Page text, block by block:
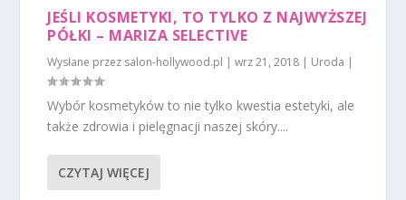
JEŚLI KOSMETYKI, TO TYLKO Z NAJWYŻSZEJ
PÓŁKI – MARIZA SELECTIVE
Wysłane przez salon-hollywood.pl |wrz 21, 2018 | Uroda |
Wybór kosmetyków to nie tylko kwestia estetyki, ale
także zdrowia i pielęgnacji naszej skóry....
CZYTAJ WIĘCEJ